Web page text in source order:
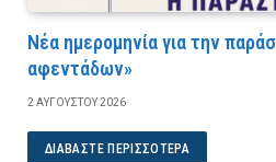
Νέα ημερομηνία για την
αφεντάδων»
2 ΑΥΓΟΎΣΤΟΥ 2026
ΔΙΑΒΆΣΤΕ ΠΕΡΙΣΣΌΤΕΡΑ